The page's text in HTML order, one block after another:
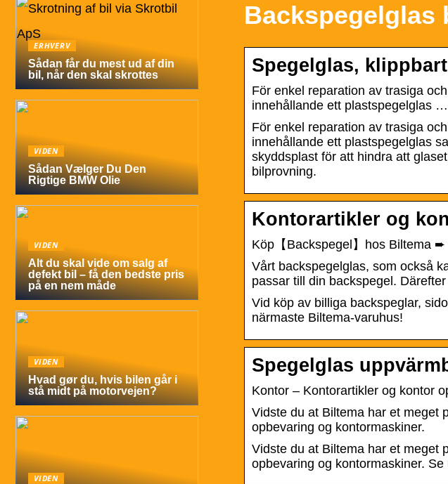
Backspegelglas
Spegelglas,
För enkel reparation av trasiga
innehållande ett plastspegelglas …
För enkel reparation av trasiga
innehållande ett plastspegelglas
skyddsplast för att hindra att
bilprovning.
Kontorartikler og
Köp【Backspegel】hos Biltema
Vårt backspegelglas, som också
passar till din backspegel.
Vid köp av billiga backspeglar,
närmaste Biltema-varuhus!
Spegelglas
Kontor – Kontorartikler og kontor
Vidste du at Biltema har et meget
opbevaring og kontormaskiner.
Vidste du at Biltema har et meget
opbevaring og kontormaskiner. Se
ERHVERV
Sådan får du mest ud af din
bil, når den skal skrottes
VIDEN
Sådan Vælger Du Den
Rigtige BMW Olie
VIDEN
Alt du skal vide om salg af
defekt bil – få den bedste pris
på en nem måde
VIDEN
Hvad gør du, hvis bilen går i
stå midt på motorvejen?
VIDEN